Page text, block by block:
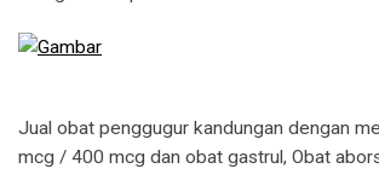
Jual obat penggugur kandungan dengan
mcg / 400 mcg dan obat gastrul, Obat